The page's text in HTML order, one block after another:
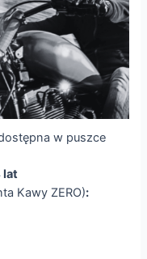
w puszce
lat
Kawy ZERO):